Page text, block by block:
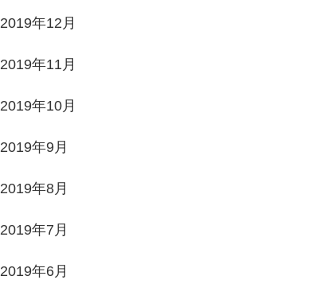
2019年12月
2019年11月
2019年10月
2019年9月
2019年8月
2019年7月
2019年6月